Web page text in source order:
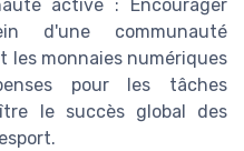
active : Encourager
d'une communauté
monnaies numériques
pour les tâches
le succès global des